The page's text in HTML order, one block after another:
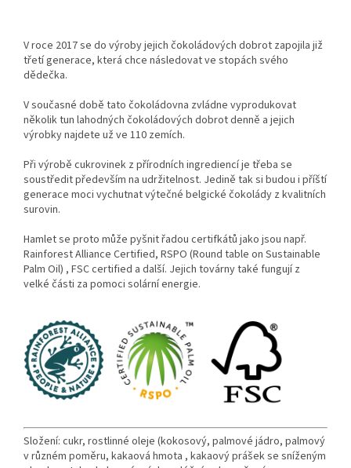
V roce 2017 se do výroby jejich čokoládových dobrot zapojila již
třetí generace, která chce následovat ve stopách svého
dědečka.
V současné době tato čokoládovna zvládne vyprodukovat
několik tun lahodných čokoládových dobrot denně a jejich
výrobky najdete už ve 110 zemích.
Při výrobě cukrovinek z přírodních ingrediencí je třeba se
soustředit především na udržitelnost. Jedině tak si budou i příští
generace moci vychutnat výtečné belgické čokolády z kvalitních
surovin.
Hamlet se proto může pyšnit řadou certifkátů jako jsou např.
Rainforest Alliance Certified, RSPO (Round table on Sustainable
Palm Oil) , FSC certified a další. Jejich továrny také fungují z
velké části za pomoci solární energie.
Složení: cukr, rostlinné oleje (kokosový, palmové jádro, palmový
v různém poměru, kakaová hmota , kakaový prášek se sníženým